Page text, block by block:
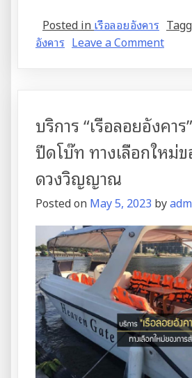
Posted inเรือลอยอังคาร
อังคาร Leave a Commenton
เรือ
ไป
ลอย
เรา
ก็
สามา
ทำให้
สัตว์
เลี้ยง
แสน
รัก
ได้
บริการ “เรือลอยอังคาร
ปีดโบ๊ท ทางเลือกใหม่ข
ดวงวิญญาณ
Posted onMay 5, 2023 by